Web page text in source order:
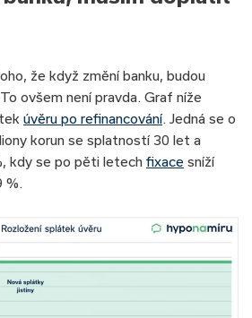
že když změní banku, budou
ovšem není pravda. Graf níže
úvěru po refinancování. Jedná se o
korun se splatností 30 let a
kdy se po pěti letech fixace sníží
%.